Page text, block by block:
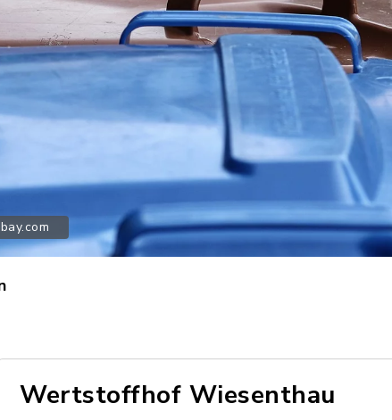
Wertstoffhof Wiesenthau